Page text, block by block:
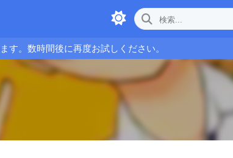
す。数時間後に再度お試しください。